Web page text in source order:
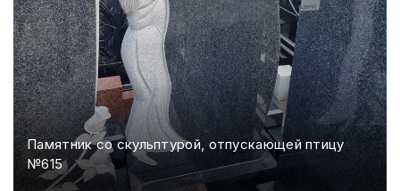
Памятник со скульптурой, отпускающей птицу
№615